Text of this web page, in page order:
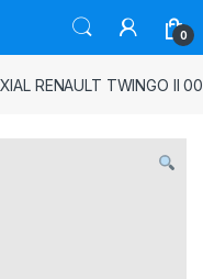
0
RENAULT TWINGO II